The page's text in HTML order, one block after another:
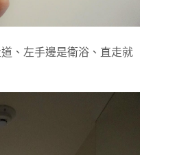
、左手邊是衛浴、直走就